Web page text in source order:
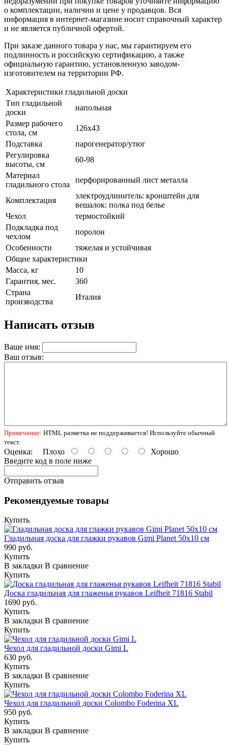
о комплектации, наличии и цене у продавцов. Вся
информация в интернет-магазине носит справочный характер
и не является публичной офертой.
При заказе данного товара у нас, мы гарантируем его
подлинность и российскую сертификацию, а также
официальную гарантию, установленную заводом-
изготовителем на территории РФ.
Характеристики гладильной доски
Тип гладильной
доски
напольная
Размер рабочего
стола, см
126х43
Подставка
парогенератор/утюг
Регулировка
высоты, см
60-98
Материал
гладильного стола
перфорированный лист металла
Комплектация
электроудлинитель: кронштейн для
вешалок: полка под белье
Чехол
термостойкий
Подкладка под
чехлом
поролон
Особенности
тяжелая и устойчивая
Общие характеристики
Масса, кг
10
Гарантия, мес.
360
Страна
производства
Италия
Написать отзыв
Ваше имя:
Ваш отзыв:
Примечание: HTML разметка не поддерживается! Используйте обычный
текст.
Оценка: Плохо
Хорошо
Введите код в поле ниже
Отправить отзыв
Рекомендуемые товары
Купить
Гладильная доска для глажки рукавов Gimi Planet 50х10 см
990 руб.
Купить
В закладки В сравнение
Купить
Доска гладильная для глаженья рукавов Leifheit 71816 Stabil
1690 руб.
Купить
В закладки В сравнение
Купить
Чехол для гладильной доски Gimi L
630 руб.
Купить
В закладки В сравнение
Купить
Чехол для гладильной доски Colombo Foderina XL
950 руб.
Купить
В закладки В сравнение
Купить